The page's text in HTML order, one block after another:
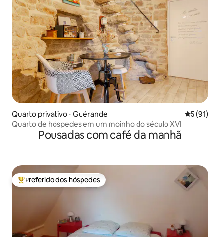
Quarto privativo ⋅ Guérande 5 de uma
5 (91)
Quarto de hóspedes em um moinho do século XVI
Pousadas com café da manhã
Entre os melhores preferidos dos hóspedes
Preferido dos hóspedes